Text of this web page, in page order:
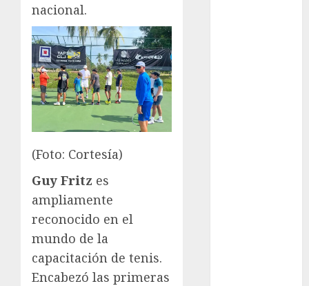
nacional.
(Foto: Cortesía)
Guy Fritz es
ampliamente
reconocido en el
mundo de la
capacitación de tenis.
Encabezó las primeras